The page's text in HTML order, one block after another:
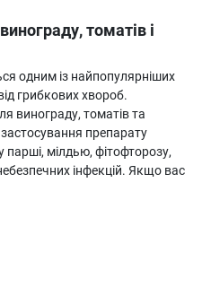
томатів і
одним із найпопулярніших
грибкових хвороб.
винограду, томатів та
препарату
мілдью, фітофторозу,
інфекцій. Якщо вас